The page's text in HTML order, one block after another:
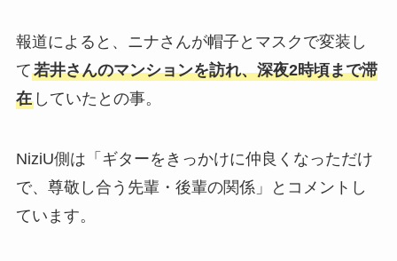
報道によると、ニナさんが帽子とマスクで変装し
て若井さんのマンションを訪れ、深夜2時頃まで滞
在していたとの事。
NiziU側は「ギターをきっかけに仲良くなっただけ
で、尊敬し合う先輩・後輩の関係」とコメントし
ています。